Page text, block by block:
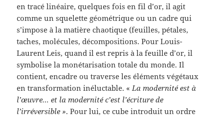
en tracé linéaire, quelques fois en fil d’or, il agit
comme un squelette géométrique ou un cadre qui
s’impose à la matière chaotique (feuilles, pétales,
taches, molécules, décompositions. Pour Louis-
Laurent Leis, quand il est repris à la feuille d’or, il
symbolise la monétarisation totale du monde. Il
contient, encadre ou traverse les éléments végétaux
en transformation inéluctable. « La modernité est à
l’œuvre… et la modernité c’est l’écriture de
l’irréversible ». Pour lui, ce cube introduit un ordre